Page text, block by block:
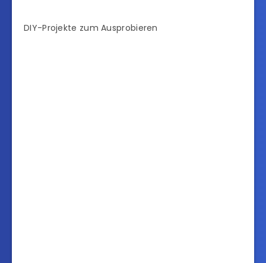
DIY-Projekte zum Ausprobieren